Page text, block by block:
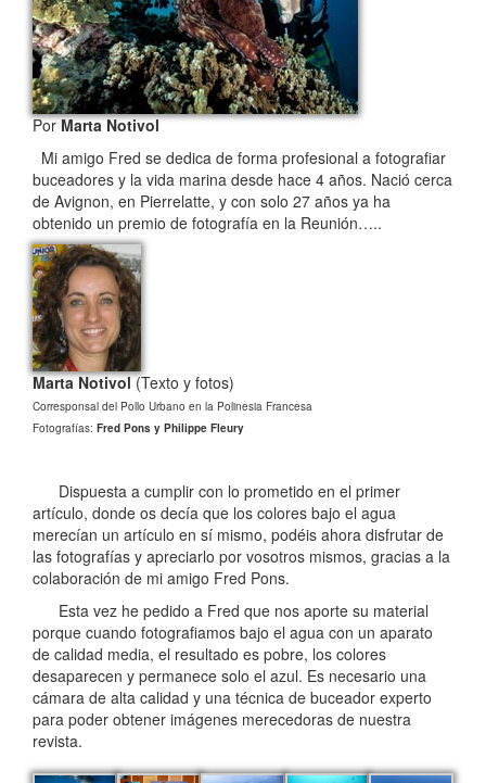
PorMarta Notivol
Mi amigo Fred se dedica de forma profesional a fotografiar
buceadores y la vida marina desde hace 4 años. Nació cerca
de Avignon, en Pierrelatte, y con solo 27 años ya ha
obtenido un premio de fotografía en la Reunión…..
Marta Notivol(Texto y fotos)
Corresponsal del Pollo Urbano en la Polinesia Francesa
Fotografías: Fred Pons y Philippe Fleury
Dispuesta a cumplir con lo prometido en el primer
artículo, donde os decía que los colores bajo el agua
merecían un artículo en sí mismo, podéis ahora disfrutar de
las fotografías y apreciarlo por vosotros mismos, gracias a la
colaboración de mi amigo Fred Pons.
Esta vez he pedido a Fred que nos aporte su material
porque cuando fotografiamos bajo el agua con un aparato
de calidad media, el resultado es pobre, los colores
desaparecen y permanece solo el azul. Es necesario una
cámara de alta calidad y una técnica de buceador experto
para poder obtener imágenes merecedoras de nuestra
revista.